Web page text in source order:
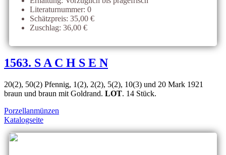
Literaturnummer: 0
Schätzpreis: 35,00 €
Zuschlag: 36,00 €
1563. S A C H S E N
20(2), 50(2) Pfennig, 1(2), 2(2), 5(2), 10(3) und 20 Mark 1921
braun und braun mit Goldrand. LOT. 14 Stück.
Porzellanmünzen
Katalogseite